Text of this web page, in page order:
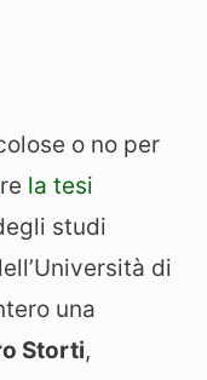
o no per
la tesi
studi
di
una
Storti,